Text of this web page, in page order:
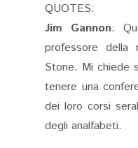
QUOTES:
Jim Gannon:
professore della
Stone. Mi chiede
tenere una
dei loro corsi
degli analfabeti.